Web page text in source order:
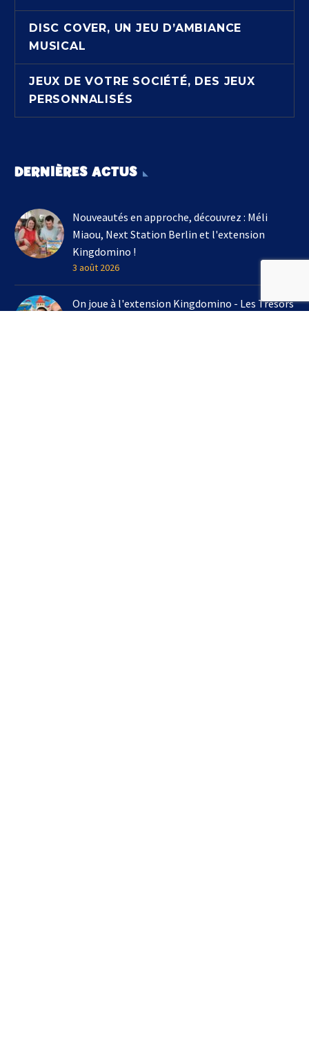
DISC COVER, UN JEU D’AMBIANCE
MUSICAL
JEUX DE VOTRE SOCIÉTÉ, DES JEUX
PERSONNALISÉS
DERNIÈRES ACTUS
Nouveautés en approche, découvrez : Méli
Miaou, Next Station Berlin et l'extension
Kingdomino !
3 août 2026
On joue à l'extension Kingdomino - Les Trésors